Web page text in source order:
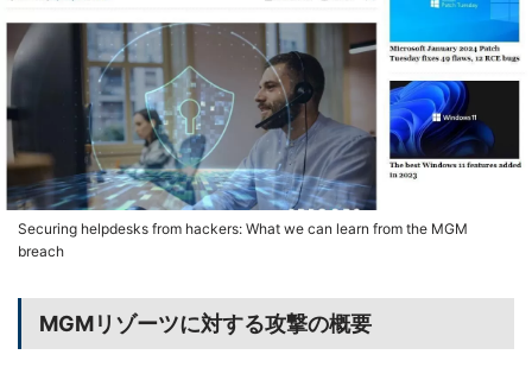
Securing helpdesks from hackers: What we can learn from the MGM
breach
MGMリゾーツに対する攻撃の概要